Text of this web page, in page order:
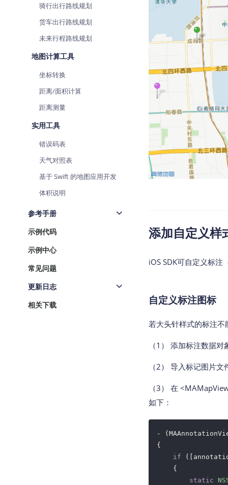
骑行出行路线规划
货车出行路线规划
未来行程路线规划
地图计算工具
坐标转换
距离/面积计算
距离测量
实用工具
错误码表
天气对照表
基于 Swift 的地图应用开发
体积说明
参考手册
示例代码
示例中心
常见问题
更新日志
相关下载
添加自定义样
iOS SDK可自定义标注
自定义标注图标
若大头针样式的标注
（1） 添加标注数据
（2） 导入标记图片
（3） 在
如下：
-
{
if
    {
static